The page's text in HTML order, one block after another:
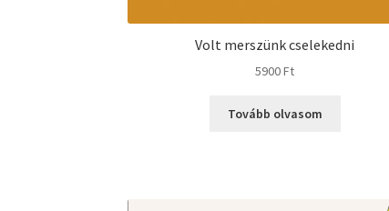
Volt merszünk cselekedni
5900Ft
Tovább olvasom